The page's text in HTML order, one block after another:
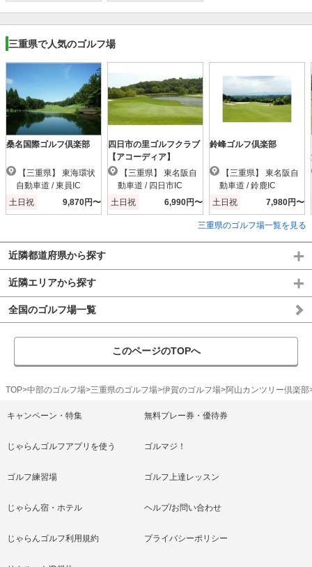
三重県で人気のゴルフ場
桑名国際ゴルフ倶楽部
自動車道 / 東員IC
土日祝
9,870円〜
四日市の里ゴルフクラブ
【アコーディア】
動車道 / 四日市IC
土日祝
6,990円〜
鈴峰ゴルフ倶楽部
動車道 / 鈴鹿IC
土日祝
7,980円〜
三重県のゴルフ場一覧を見る
近隣都道府県から探す
近隣エリアから探す
全国のゴルフ場一覧
このページのTOPへ
TOP 中部のゴルフ場 三重県のゴルフ場 伊賀のゴルフ場 阿山カンツリー倶楽部
キャンペーン・特集 無料プレー券・優待券
じゃらんゴルフアプリを使う ゴルマジ！
ゴルフ練習場 ゴルフ上達レッスン
じゃらん宿・ホテル ヘルプ/お問い合わせ
じゃらんゴルフ利用規約 プライバシーポリシー